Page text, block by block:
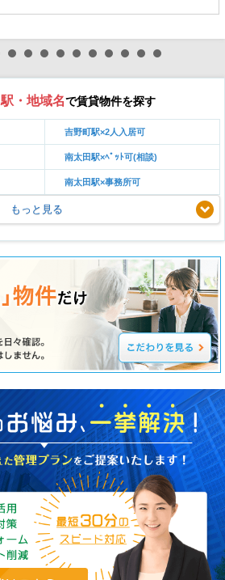
駅・地域名で賃貸物件を探す
吉野町駅×2人入居可
南太田駅×ﾍﾟｯﾄ可(相談)
南太田駅×事務所可
もっと見る